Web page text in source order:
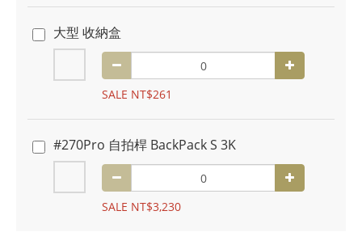
大型 收納盒
SALE NT$261
#270Pro 自拍桿 BackPack S 3K
SALE NT$3,230